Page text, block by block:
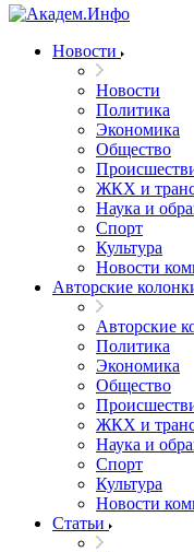
Новости
Новости
Политика
Экономика
Общество
ЖКХ и
Наука и
Спорт
Культура
Новости
Авторские
Авторские
Политика
Экономика
Общество
ЖКХ и
Наука и
Спорт
Культура
Новости
Статьи